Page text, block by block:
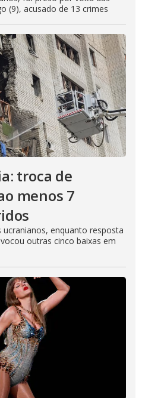
(9), acusado de 13 crimes
troca de
menos 7
enquanto resposta
outras cinco baixas em